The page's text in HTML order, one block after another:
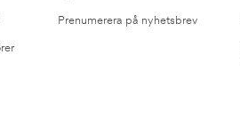
Prenumerera på nyhetsbrev